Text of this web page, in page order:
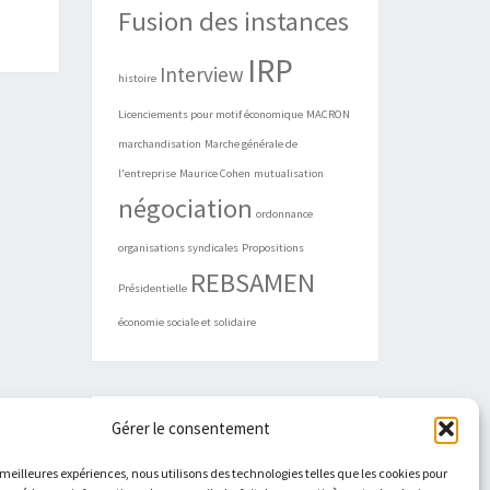
Gérer le consentement
expériences, nous utilisons des technologies telles que les cookies pour
Fusion des instances
histoire Interview IRP
Licenciements pour motif économique MACRON
marchandisation Marche générale de
l'entreprise Maurice Cohen mutualisation
négociation ordonnance
organisations syndicales Propositions
Présidentielle REBSAMEN
économie sociale et solidaire
ARCHIVES